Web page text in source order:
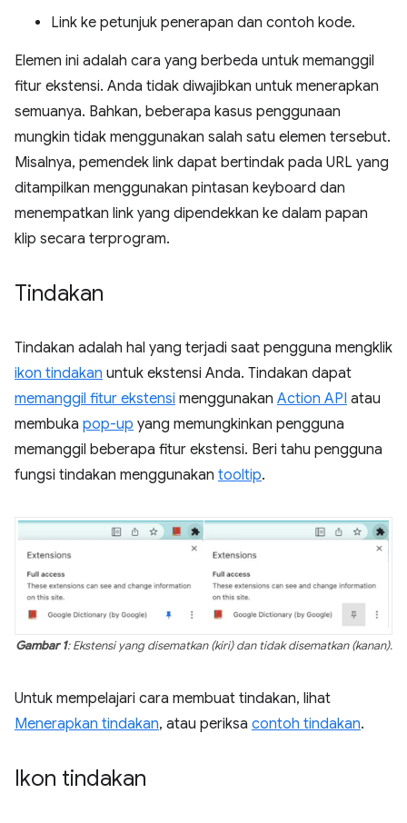
Link ke petunjuk penerapan dan contoh kode.
Elemen ini adalah cara yang berbeda untuk memanggil
fitur ekstensi. Anda tidak diwajibkan untuk menerapkan
semuanya. Bahkan, beberapa kasus penggunaan
mungkin tidak menggunakan salah satu elemen tersebut.
Misalnya, pemendek link dapat bertindak pada URL yang
ditampilkan menggunakan pintasan keyboard dan
menempatkan link yang dipendekkan ke dalam papan
klip secara terprogram.
Tindakan
Tindakan adalah hal yang terjadi saat pengguna mengklik
ikon tindakan untuk ekstensi Anda. Tindakan dapat
memanggil fitur ekstensi menggunakan Action API atau
membuka pop-up yang memungkinkan pengguna
memanggil beberapa fitur ekstensi. Beri tahu pengguna
fungsi tindakan menggunakan tooltip.
Gambar 1: Ekstensi yang disematkan (kiri) dan tidak disematkan (kanan).
Untuk mempelajari cara membuat tindakan, lihat
Menerapkan tindakan, atau periksa contoh tindakan.
Ikon tindakan